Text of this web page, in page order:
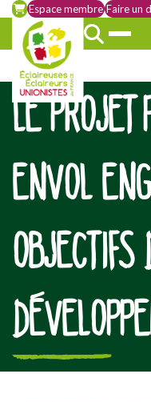
Espace membre Faire un
LE
ENVOL
OBJECTIFS